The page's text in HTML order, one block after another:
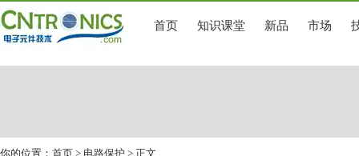
首页 知识课堂 新品 市场
你的位置： 首页 > 电路保护 > 正文